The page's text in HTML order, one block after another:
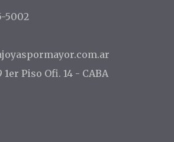
5002
Piso Ofi. 14 - CABA